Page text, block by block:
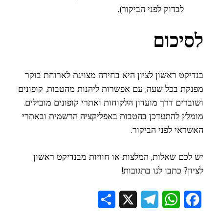
לבדוק לפני הביקור).
לסיכום
בנדיקט ראשון לציון היא בחירה מצוינת לארוחת בוקר
מפנקת בכל שעה, עם אפשרות ליהנות מהטבות, קופונים
ושוברים דרך מועדון הלקוחות ואתרי קופונים מובילים.
מומלץ להתעדכן בהטבות באפליקציה הרשמית ובאתרי
האשראי לפני הביקור.
יש לכם שאלות, המלצות או חוויות מבנדיקט ראשון
לציון? כתבו לנו בתגובות!
Facebook
WhatsApp
Telegram